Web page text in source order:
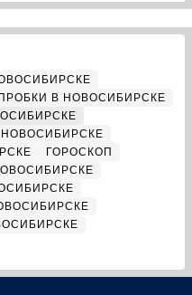
ПРОБКИ В НОВОСИБИРСКЕ
ГОРОСКОП